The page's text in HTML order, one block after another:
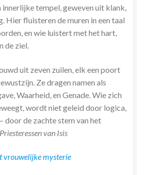
innerlijke tempel, geweven uit klank,
Hier fluisteren de muren in een taal
en wie luistert met het hart,
de ziel.
uit zeven zuilen, elk een poort
Ze dragen namen als
Waarheid, en Genade. Wie zich
wordt niet geleid door logica,
de zachte stem van het
van Isis
vrouwelijke mysterie